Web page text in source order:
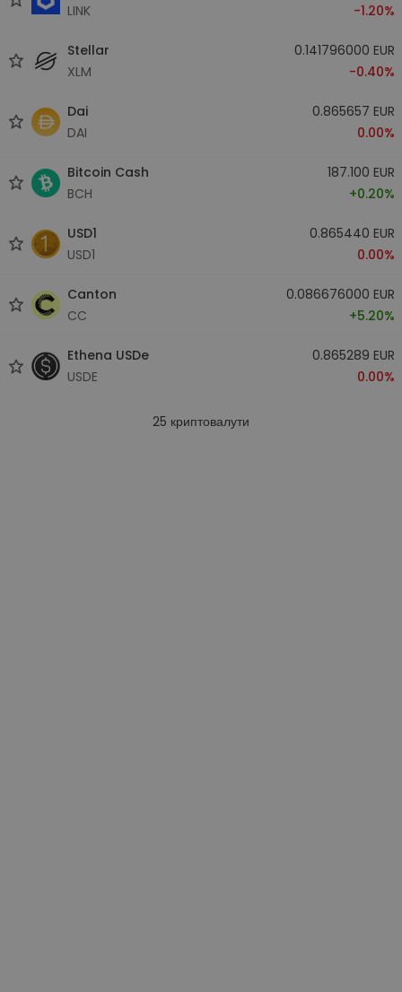
LINK
-1.20%
Stellar
XLM
0.141796000 EUR
-0.40%
Dai
DAI
0.865657 EUR
0.00%
Bitcoin Cash
BCH
187.100 EUR
+0.20%
USD1
USD1
0.865440 EUR
0.00%
Canton
CC
0.086676000 EUR
+5.20%
Ethena USDe
USDE
0.865289 EUR
0.00%
25 криптовалути